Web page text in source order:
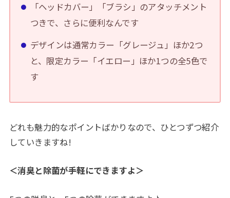
「ヘッドカバー」「ブラシ」のアタッチメント
つきで、さらに便利なんです
デザインは通常カラー「グレージュ」ほか2つ
と、限定カラー「イエロー」ほか1つの全5色で
す
どれも魅力的なポイントばかりなので、ひとつずつ紹介
していきますね!
＜消臭と除菌が手軽にできますよ＞